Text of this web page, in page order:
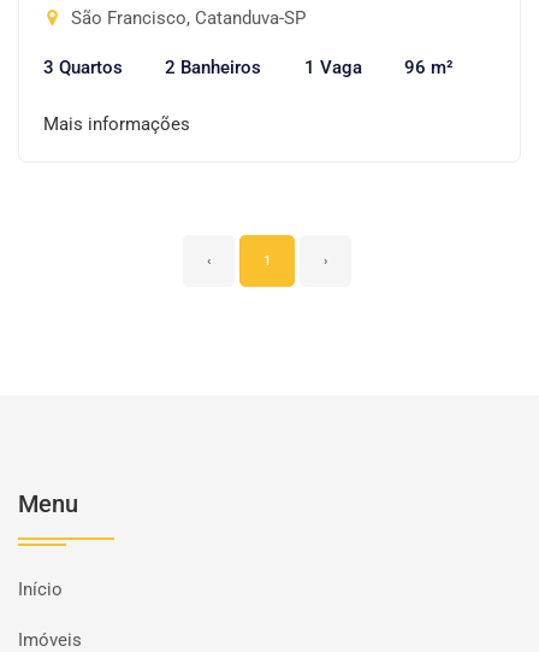
São Francisco, Catanduva-SP
3 Quartos 2 Banheiros 1 Vaga 96 m²
Mais informações
‹ 1 ›
Menu
Início
Imóveis